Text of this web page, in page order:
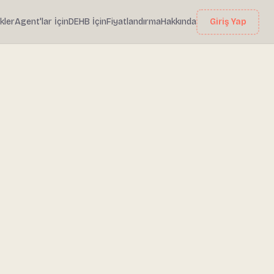
Agent'lar İçinDEHB İçinFiyatlandırmaHakkında Giriş Yap